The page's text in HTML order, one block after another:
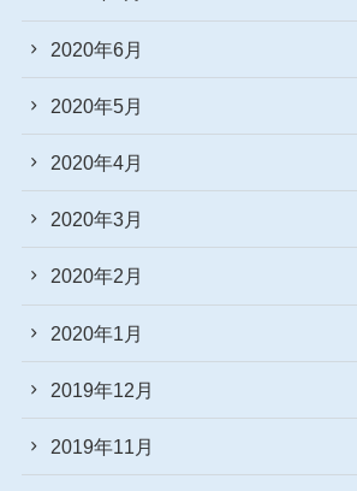
2020年6月
2020年5月
2020年4月
2020年3月
2020年2月
2020年1月
2019年12月
2019年11月